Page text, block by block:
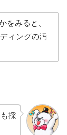
をみると、
ィングの汚
採